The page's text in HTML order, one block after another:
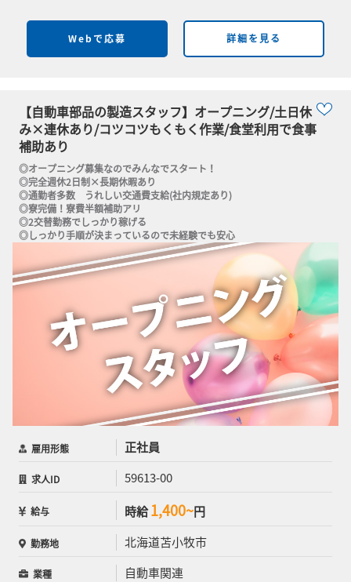
Webで応募 詳細を見る
【自動車部品の製造スタッフ】オープニング/土日休
み×連休あり/コツコツもくもく作業/食堂利用で食事
補助あり
◎オープニング募集なのでみんなでスタート！
◎完全週休2日制×長期休暇あり
◎通勤者多数　うれしい交通費支給(社内規定あり)
◎寮完備！寮費半額補助アリ
◎2交替勤務でしっかり稼げる
◎しっかり手順が決まっているので未経験でも安心
雇用形態 正社員
求人ID 59613-00
給与 時給1,400~円
勤務地 北海道苫小牧市
業種 自動車関連